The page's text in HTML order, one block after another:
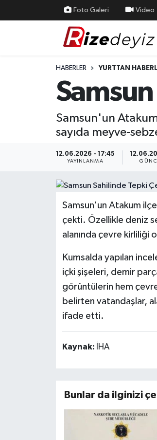
Foto Galeri Video
HABERLER YURTTAN
Samsun'un
sayıda meyve-
12.06.2026 - 17:45
YAYINLANMA
Samsun'un Atakum
çekti. Özellikle deniz
alanında çevre kirliliği
Kumsalda yapılan
içki şişeleri, demir
görüntülerin hem
belirten vatandaşlar,
ifade etti.
Kaynak: İHA
Bunlar da ilginizi
Yurttan Haberler
Teknoloji
Rize Nöbetçi Eczaneler
Rize Trafik Yoğunluk Haritası
Tüm Manşetler
Son Dakika Haberleri
Haber Arşivi